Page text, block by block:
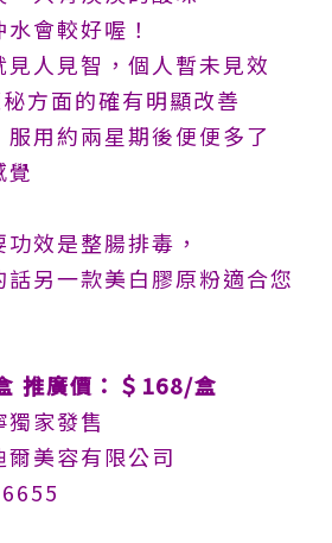
會較好喔！
人見智，個人暫未見效
方面的確有明顯改善
用約兩星期後便便多了
覺
效是整腸排毒，
另一款美白膠原粉適合您
推廣價：＄168/盒
家發售
美容有限公司